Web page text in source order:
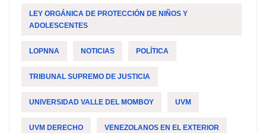
LEY ORGÁNICA DE PROTECCIÓN DE NIÑOS Y
ADOLESCENTES
LOPNNA NOTICIAS POLÍTICA
TRIBUNAL SUPREMO DE JUSTICIA
UNIVERSIDAD VALLE DEL MOMBOY UVM
UVM DERECHO VENEZOLANOS EN EL EXTERIOR